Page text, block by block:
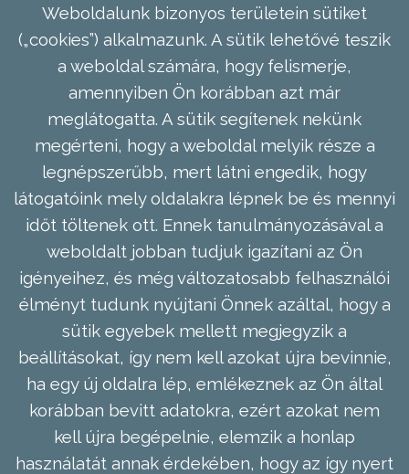
Weboldalunk bizonyos területein sütiket
(„cookies”) alkalmazunk. A sütik lehetővé teszik
a weboldal számára, hogy felismerje,
amennyiben Ön korábban azt már
meglátogatta. A sütik segítenek nekünk
megérteni, hogy a weboldal melyik része a
legnépszerűbb, mert látni engedik, hogy
látogatóink mely oldalakra lépnek be és mennyi
időt töltenek ott. Ennek tanulmányozásával a
weboldalt jobban tudjuk igazítani az Ön
igényeihez, és még változatosabb felhasználói
élményt tudunk nyújtani Önnek azáltal, hogy a
sütik egyebek mellett megjegyzik a
beállításokat, így nem kell azokat újra bevinnie,
ha egy új oldalra lép, emlékeznek az Ön által
korábban bevitt adatokra, ezért azokat nem
kell újra begépelnie, elemzik a honlap
használatát annak érdekében, hogy az így nyert